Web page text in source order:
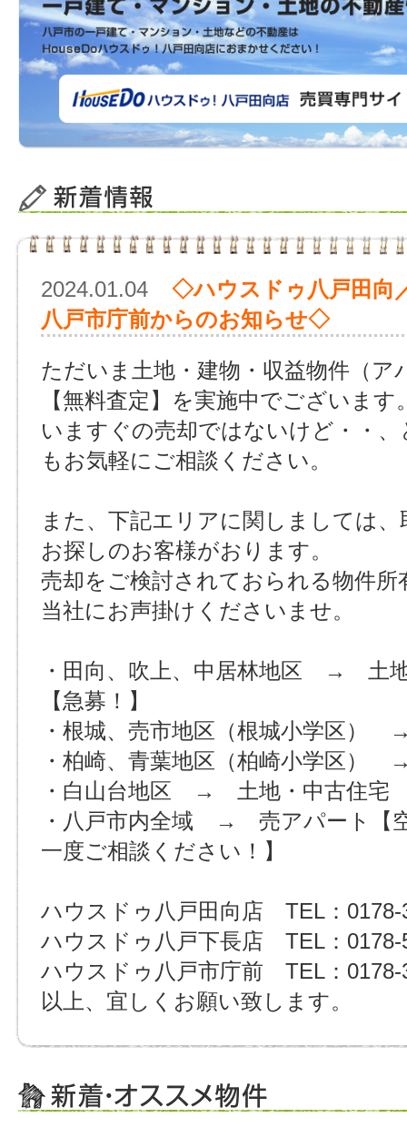
2024.01.04
◇ハウスドゥ八戸田向
八戸市庁前からのお知らせ◇
ただいま土地・建物・収益物件（ア
【無料査定】を実施中でございます
いますぐの売却ではないけど・・
もお気軽にご相談ください。
また、下記エリアに関しましては
お探しのお客様がおります。
売却をご検討されておられる物件所
当社にお声掛けくださいませ。
・田向、吹上、中居林地区 → 土
【急募！】
・根城、売市地区（根城小学区
・柏崎、青葉地区（柏崎小学区
・白山台地区 → 土地・中古住宅
・八戸市内全域 → 売アパート【
一度ご相談ください！】
ハウスドゥ八戸田向店 TEL：0178-
ハウスドゥ八戸下長店 TEL：0178-
ハウスドゥ八戸市庁前 TEL：0178-
以上、宜しくお願い致します。